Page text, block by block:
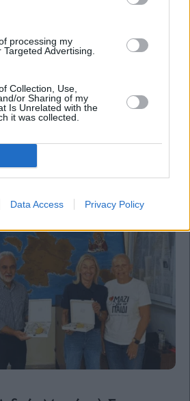
processing my
Advertising.
Collection, Use,
or Sharing of my
Is Unrelated with the
it was collected.
Data Access Privacy Policy
Μαρτίνος) και «Μαζί
στήριξη στα σχολεία